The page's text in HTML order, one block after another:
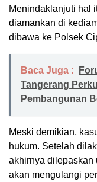
Menindaklanjuti hal
diamankan di
dibawa ke Polsek
Baca Juga :
Tangerang
Pembangunan
Meski demikian,
hukum. Setelah
akhirnya dilepaskan
akan mengulangi